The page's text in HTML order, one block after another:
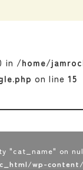
in /home/
on line 15
"cat_name" on
wp-